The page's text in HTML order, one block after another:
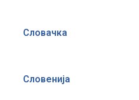
Словачка
Словенија